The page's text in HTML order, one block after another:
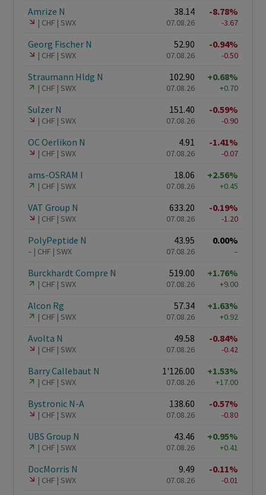
Amrize N
CHF SWX
38.14
07.08.26
-8.78%
-3.67
Georg Fischer N
CHF SWX
52.90
07.08.26
-0.94%
-0.50
Straumann Hldg N
CHF SWX
102.90
07.08.26
+0.68%
+0.70
Sulzer N
CHF SWX
151.40
07.08.26
-0.59%
-0.90
OC Oerlikon N
CHF SWX
4.91
07.08.26
-1.41%
-0.07
ams-OSRAM I
CHF SWX
18.06
07.08.26
+2.56%
+0.45
VAT Group N
CHF SWX
633.20
07.08.26
-0.19%
-1.20
PolyPeptide N
– CHF SWX
43.95
07.08.26
0.00%
–
Burckhardt Compre N
CHF SWX
519.00
07.08.26
+1.76%
+9.00
Alcon Rg
CHF SWX
57.34
07.08.26
+1.63%
+0.92
Avolta N
CHF SWX
49.58
07.08.26
-0.84%
-0.42
Barry Callebaut N
CHF SWX
1'126.00
07.08.26
+1.53%
+17.00
Bystronic N-A
CHF SWX
138.60
07.08.26
-0.57%
-0.80
UBS Group N
CHF SWX
43.46
07.08.26
+0.95%
+0.41
DocMorris N
CHF SWX
9.49
07.08.26
-0.11%
-0.01